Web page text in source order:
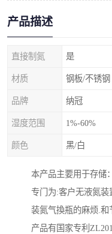
产品描述
直接制氮 是
材质 钢板/不锈钢
品牌 纳冠
湿度范围 1%-60%
颜色 黑/白
本产品主要用于存储
专门为:客户无液氮
装氮气換瓶的麻烦.
产品有国家专利